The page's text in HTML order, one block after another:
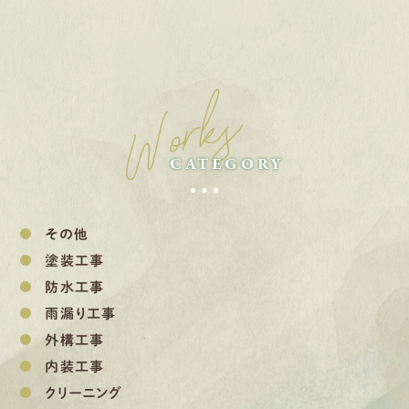
Works
CATEGORY
その他
塗装工事
防水工事
雨漏り工事
外構工事
内装工事
クリーニング